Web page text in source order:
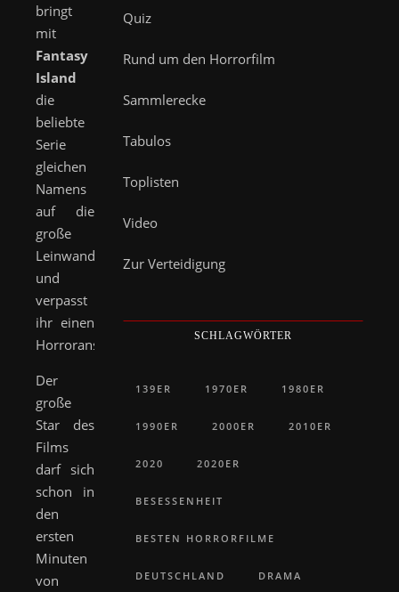
bringt
mit
Fantasy
Island
die
beliebte
Serie
gleichen
Namens
auf die
große
Leinwand
und
verpasst
ihr einen
Horroranstrich.
Der
große
Star des
Films
darf sich
schon in
den
ersten
Minuten
von
Quiz
Rund um den Horrorfilm
Sammlerecke
Tabulos
Toplisten
Video
Zur Verteidigung
SCHLAGWÖRTER
139ER 1970ER 1980ER
1990ER 2000ER 2010ER
2020 2020ER
BESESSENHEIT
BESTEN HORRORFILME
DEUTSCHLAND DRAMA